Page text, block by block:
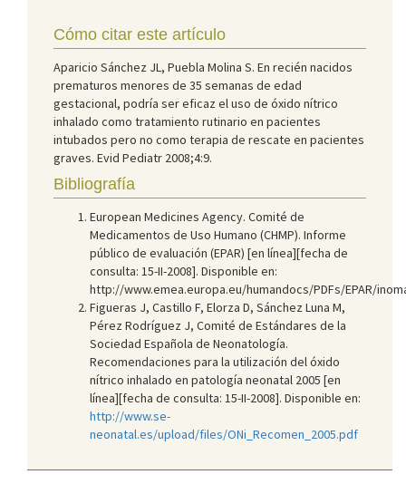
Cómo citar este artículo
Aparicio Sánchez JL, Puebla Molina S. En recién nacidos
prematuros menores de 35 semanas de edad
gestacional, podría ser eficaz el uso de óxido nítrico
inhalado como tratamiento rutinario en pacientes
intubados pero no como terapia de rescate en pacientes
graves. Evid Pediatr 2008;4:9.
Bibliografía
European Medicines Agency. Comité de
Medicamentos de Uso Humano (CHMP). Informe
público de evaluación (EPAR) [en línea][fecha de
consulta: 15-II-2008]. Disponible en:
http://www.emea.europa.eu/humandocs/PDFs/EPAR/
Figueras J, Castillo F, Elorza D, Sánchez Luna M,
Pérez Rodríguez J, Comité de Estándares de la
Sociedad Española de Neonatología.
Recomendaciones para la utilización del óxido
nítrico inhalado en patología neonatal 2005 [en
línea][fecha de consulta: 15-II-2008]. Disponible en:
http://www.se-
neonatal.es/upload/files/ONi_Recomen_2005.pdf